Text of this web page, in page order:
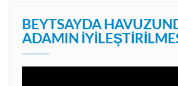
BEYTSAYDA
ADAMIN